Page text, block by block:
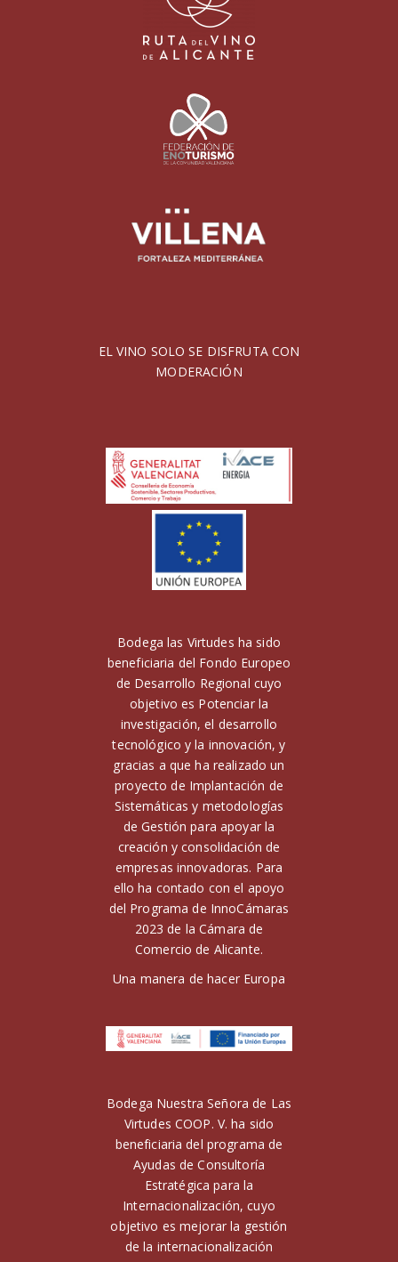
EL VINO SOLO SE DISFRUTA CON
MODERACIÓN
Bodega las Virtudes ha sido
beneficiaria del Fondo Europeo
de Desarrollo Regional cuyo
objetivo es Potenciar la
investigación, el desarrollo
tecnológico y la innovación, y
gracias a que ha realizado un
proyecto de Implantación de
Sistemáticas y metodologías
de Gestión para apoyar la
creación y consolidación de
empresas innovadoras. Para
ello ha contado con el apoyo
del Programa de InnoCámaras
2023 de la Cámara de
Comercio de Alicante.
Una manera de hacer Europa
Bodega Nuestra Señora de Las
Virtudes COOP. V. ha sido
beneficiaria del programa de
Ayudas de Consultoría
Estratégica para la
Internacionalización, cuyo
objetivo es mejorar la gestión
de la internacionalización